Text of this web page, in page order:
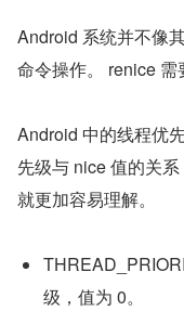
Android 系统并不像
命令操作。 renice 需
Android 中的线程优
先级与 nice 值的关
就更加容易理解。
级，值为 0。